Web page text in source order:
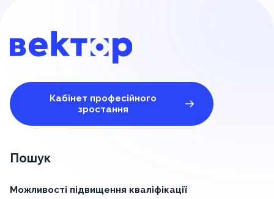
Кабінет професійного
зростання
Пошук
Можливості підвищення кваліфікації